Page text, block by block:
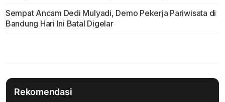
Sempat Ancam Dedi Mulyadi, Demo Pekerja Pariwisata di
Bandung Hari Ini Batal Digelar
Rekomendasi